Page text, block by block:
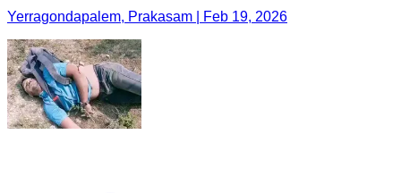
Yerragondapalem, Prakasam | Feb 19, 2026